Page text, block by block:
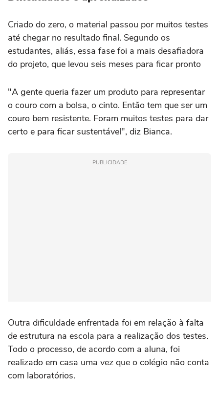
Criado do zero, o material passou por muitos testes
até chegar no resultado final. Segundo os
estudantes, aliás, essa fase foi a mais desafiadora
do projeto, que levou seis meses para ficar pronto
"A gente queria fazer um produto para representar
o couro com a bolsa, o cinto. Então tem que ser um
couro bem resistente. Foram muitos testes para dar
certo e para ficar sustentável", diz Bianca.
PUBLICIDADE
Outra dificuldade enfrentada foi em relação à falta
de estrutura na escola para a realização dos testes.
Todo o processo, de acordo com a aluna, foi
realizado em casa uma vez que o colégio não conta
com laboratórios.